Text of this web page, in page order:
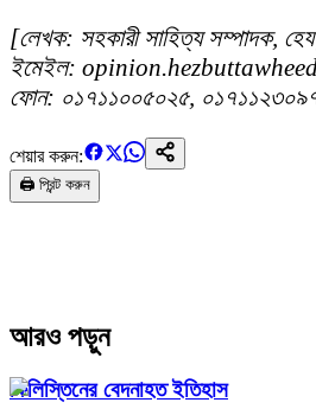
[লেখক: সহকারী সাহিত্য সম্পাদক,
ইমেইল:
ফোন: ০১৭১১০০৫০২৫,
শেয়ার করুন:
🖨️ প্রিন্ট করুন
আরও পড়ুন
ফিলিস্তিনের বেদনাহত ইতিহাস